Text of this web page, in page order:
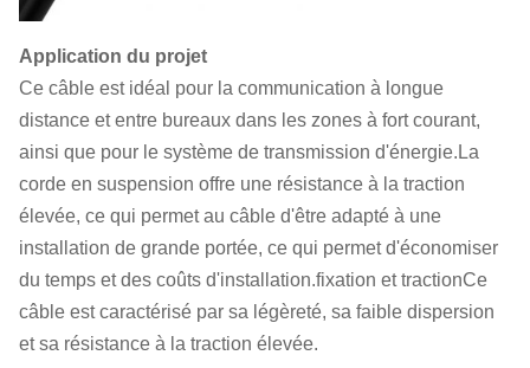
Application du projet
Ce câble est idéal pour la communication à longue
distance et entre bureaux dans les zones à fort courant,
ainsi que pour le système de transmission d'énergie.La
corde en suspension offre une résistance à la traction
élevée, ce qui permet au câble d'être adapté à une
installation de grande portée, ce qui permet d'économiser
du temps et des coûts d'installation.fixation et tractionCe
câble est caractérisé par sa légèreté, sa faible dispersion
et sa résistance à la traction élevée.